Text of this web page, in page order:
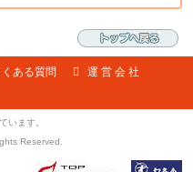
くある質問
運 営 会 社
います。
Reserved.